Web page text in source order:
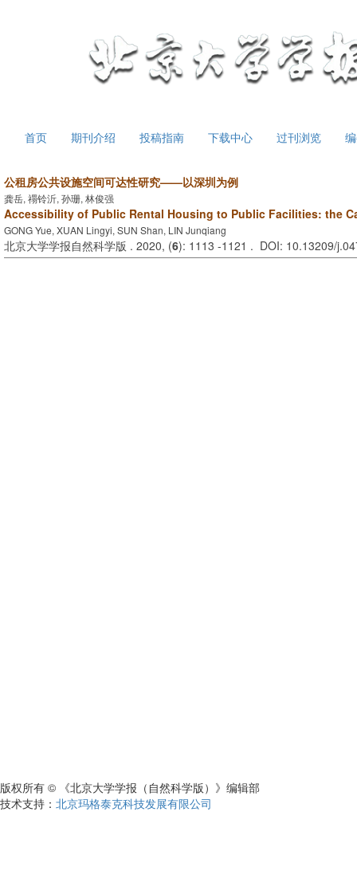
首页 期刊介绍 投稿指南 下载中心 过刊浏览
公租房公共设施空间可达性研究——以深圳为例
龚岳, 禤铃沂, 孙珊, 林俊强
Accessibility of Public Rental Housing to Public Facilities: the
GONG Yue, XUAN Lingyi, SUN Shan, LIN Junqiang
北京大学学报自然科学版 . 2020, (6): 1113 -1121 . DOI: 10.13209/
版权所有 © 《北京大学学报（自然科学版）》编辑部
技术支持： 北京玛格泰克科技发展有限公司